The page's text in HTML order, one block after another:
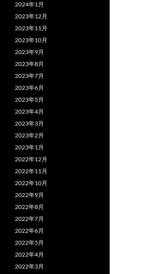
2024年1月
2023年12月
2023年11月
2023年10月
2023年9月
2023年8月
2023年7月
2023年6月
2023年5月
2023年4月
2023年3月
2023年2月
2023年1月
2022年12月
2022年11月
2022年10月
2022年9月
2022年8月
2022年7月
2022年6月
2022年5月
2022年4月
2022年3月